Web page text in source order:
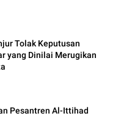
Tolak Keputusan
yang Dinilai Merugikan
Pesantren Al-Ittihad